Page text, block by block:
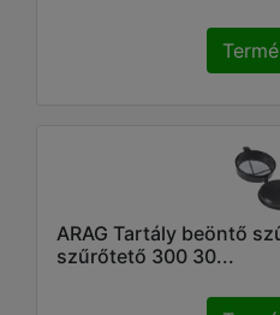
ARAG Tartály beöntő
szűrőtető 300 30...